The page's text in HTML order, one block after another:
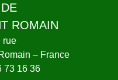
ROMAIN
rue
– France
73 16 36